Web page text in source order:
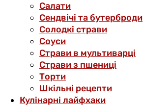
Салати
Сендвічі та бутерброди
Солодкі страви
Соуси
Страви в мультиварці
Страви з пшениці
Торти
Шкільні рецепти
Кулінарні лайфхаки